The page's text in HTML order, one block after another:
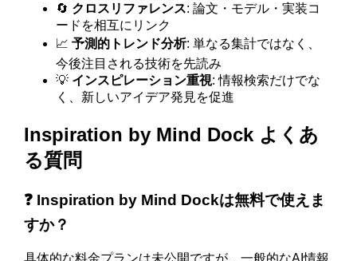
🔄 クロスリファレンス: 論文・モデル・実装コ
ードを相互にリンク
📈予測的トレンド分析: 単なる集計ではなく、
今後注目される技術を先読み
💡 インスピレーション重視: 情報検索だけでな
く、新しいアイデア発見を促進
Inspiration by Mind Dock よくあ
る質問
❓ Inspiration by Mind Dockは無料で使えま
すか？
具体的な料金プランは未公開ですが、一般的なAI情報